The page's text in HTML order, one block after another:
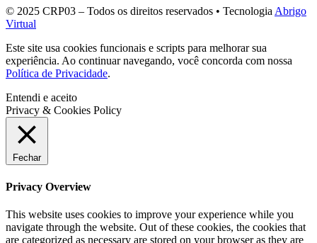
© 2025 CRP03 – Todos os direitos reservados • Tecnologia Abrigo
Virtual
Este site usa cookies funcionais e scripts para melhorar sua
experiência. Ao continuar navegando, você concorda com nossa
Política de Privacidade.
Entendi e aceito
Privacy & Cookies Policy
Fechar
Privacy Overview
This website uses cookies to improve your experience while you
navigate through the website. Out of these cookies, the cookies that
are categorized as necessary are stored on your browser as they are